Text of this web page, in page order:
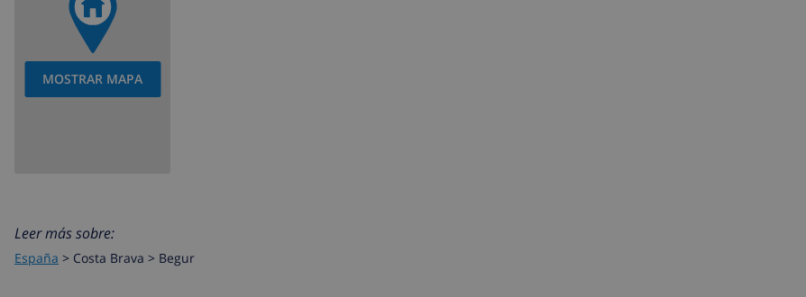
MOSTRAR MAPA
Leer más sobre:
España > Costa Brava > Begur